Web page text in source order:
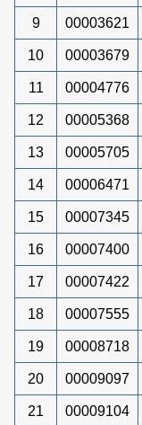
9 00003621
10 00003679
11 00004776
12 00005368
13 00005705
14 00006471
15 00007345
16 00007400
17 00007422
18 00007555
19 00008718
20 00009097
21 00009104